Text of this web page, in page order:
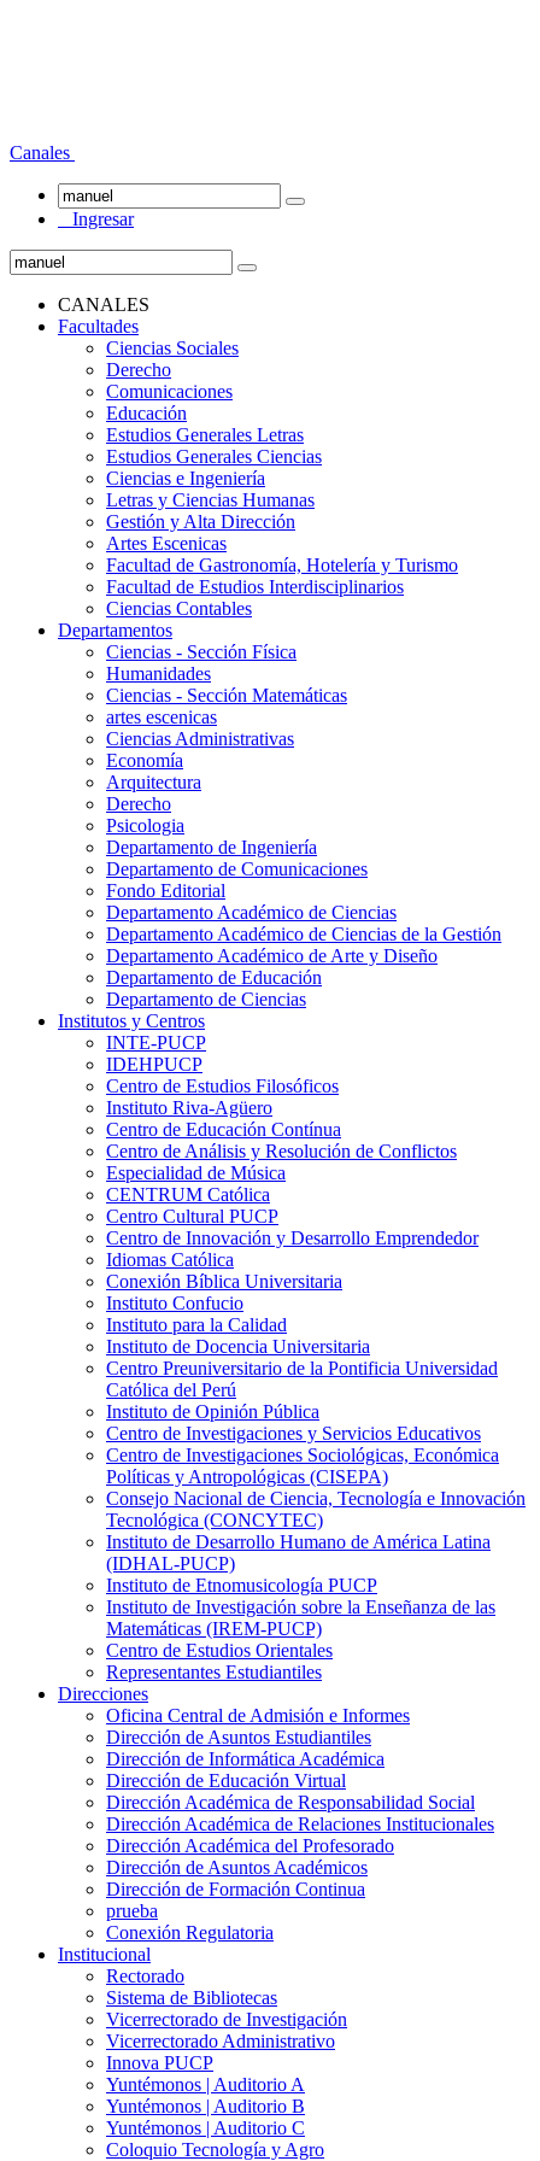
Canales
Ingresar
CANALES
Facultades
Ciencias Sociales
Derecho
Comunicaciones
Educación
Estudios Generales Letras
Estudios Generales Ciencias
Ciencias e Ingeniería
Letras y Ciencias Humanas
Gestión y Alta Dirección
Artes Escenicas
Facultad de Gastronomía, Hotelería y Turismo
Facultad de Estudios Interdisciplinarios
Ciencias Contables
Departamentos
Ciencias - Sección Física
Humanidades
Ciencias - Sección Matemáticas
artes escenicas
Ciencias Administrativas
Economía
Arquitectura
Derecho
Psicologia
Departamento de Ingeniería
Departamento de Comunicaciones
Fondo Editorial
Departamento Académico de Ciencias
Departamento Académico de Ciencias de la Gestión
Departamento Académico de Arte y Diseño
Departamento de Educación
Departamento de Ciencias
Institutos y Centros
INTE-PUCP
IDEHPUCP
Centro de Estudios Filosóficos
Instituto Riva-Agüero
Centro de Educación Contínua
Centro de Análisis y Resolución de Conflictos
Especialidad de Música
CENTRUM Católica
Centro Cultural PUCP
Centro de Innovación y Desarrollo Emprendedor
Idiomas Católica
Conexión Bíblica Universitaria
Instituto Confucio
Instituto para la Calidad
Instituto de Docencia Universitaria
Centro Preuniversitario de la Pontificia Universidad
Católica del Perú
Instituto de Opinión Pública
Centro de Investigaciones y Servicios Educativos
Centro de Investigaciones Sociológicas, Económica
Políticas y Antropológicas (CISEPA)
Consejo Nacional de Ciencia, Tecnología e Innovación
Tecnológica (CONCYTEC)
Instituto de Desarrollo Humano de América Latina
(IDHAL-PUCP)
Instituto de Etnomusicología PUCP
Instituto de Investigación sobre la Enseñanza de las
Matemáticas (IREM-PUCP)
Centro de Estudios Orientales
Representantes Estudiantiles
Direcciones
Oficina Central de Admisión e Informes
Dirección de Asuntos Estudiantiles
Dirección de Informática Académica
Dirección de Educación Virtual
Dirección Académica de Responsabilidad Social
Dirección Académica de Relaciones Institucionales
Dirección Académica del Profesorado
Dirección de Asuntos Académicos
Dirección de Formación Continua
prueba
Conexión Regulatoria
Institucional
Rectorado
Sistema de Bibliotecas
Vicerrectorado de Investigación
Vicerrectorado Administrativo
Innova PUCP
Yuntémonos | Auditorio A
Yuntémonos | Auditorio B
Yuntémonos | Auditorio C
Coloquio Tecnología y Agro